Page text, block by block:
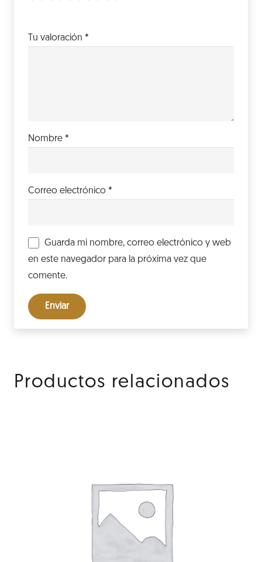
Tu valoración *
Nombre *
Correo electrónico *
Guarda mi nombre, correo electrónico y web
en este navegador para la próxima vez que
comente.
Productos relacionados